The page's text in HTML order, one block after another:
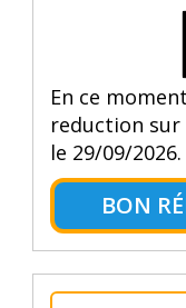
En ce
reduction
le 29/09/2026.
BON